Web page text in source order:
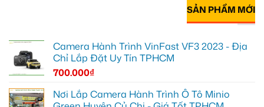
SẢN PHẨM MỚI
Camera Hành Trình VinFast VF3 2023 - Địa
Chỉ Lắp Đặt Uy Tín TPHCM
700.000₫
Nơi Lắp Camera Hành Trình Ô Tô Minio